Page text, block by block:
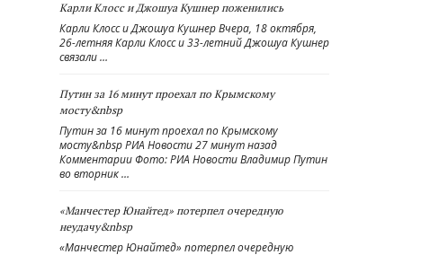
Карли Клосс и Джошуа Кушнер поженились
Карли Клосс и Джошуа Кушнер Вчера, 18 октября,
26-летняя Карли Клосс и 33-летний Джошуа Кушнер
связали …
Путин за 16 минут проехал по Крымскому
мосту&nbsp
Путин за 16 минут проехал по Крымскому
мосту&nbsp РИА Новости 27 минут назад
Комментарии Фото: РИА Новости Владимир Путин
во вторник …
«Манчестер Юнайтед» потерпел очередную
неудачу&nbsp
«Манчестер Юнайтед» потерпел очередную